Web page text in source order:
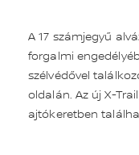
A 17 számjegyű
forgalmi
szélvédővel
oldalán. Az új X-
ajtókeretben